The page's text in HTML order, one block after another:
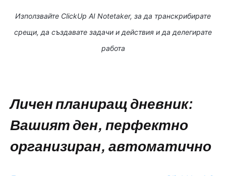
Използвайте ClickUp AI Notetaker, за да транскрибирате
срещи, да създавате задачи и действия и да делегирате
работа
Личен планиращ дневник:
Вашият ден, перфектно
организиран, автоматично